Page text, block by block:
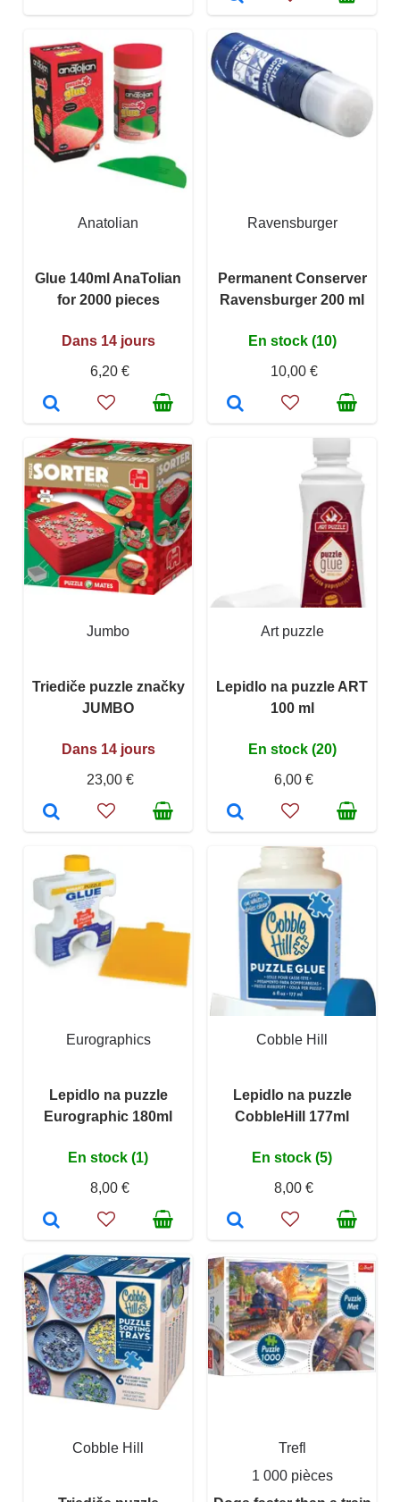
Anatolian
Glue 140ml AnaTolian
for 2000 pieces
Dans 14 jours
6,20 €
Ravensburger
Permanent Conserver
Ravensburger 200 ml
En stock (10)
10,00 €
Jumbo
Triediče puzzle značky
JUMBO
Dans 14 jours
23,00 €
Art puzzle
Lepidlo na puzzle ART
100 ml
En stock (20)
6,00 €
Eurographics
Lepidlo na puzzle
Eurographic 180ml
En stock (1)
8,00 €
Cobble Hill
Lepidlo na puzzle
CobbleHill 177ml
En stock (5)
8,00 €
Cobble Hill
Trefl
1 000 pièces